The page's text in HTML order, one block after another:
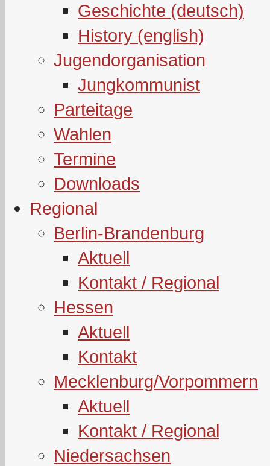
Geschichte (deutsch)
History (english)
Jugendorganisation
Jungkommunist
Parteitage
Wahlen
Termine
Downloads
Regional
Berlin-Brandenburg
Aktuell
Kontakt / Regional
Hessen
Aktuell
Kontakt
Mecklenburg/Vorpommern
Aktuell
Kontakt / Regional
Niedersachsen